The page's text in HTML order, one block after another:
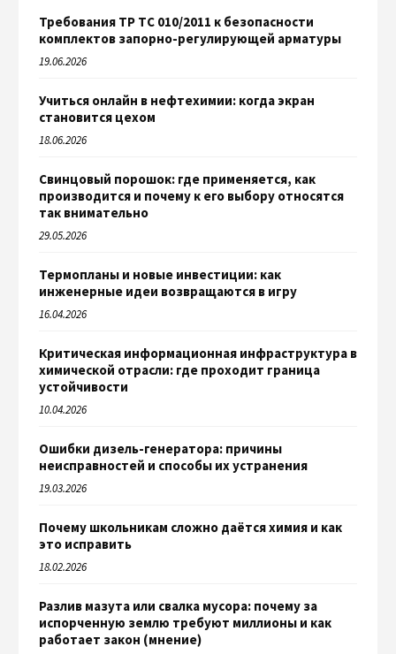
Требования ТР ТС 010/2011 к безопасности
комплектов запорно-регулирующей арматуры
19.06.2026
Учиться онлайн в нефтехимии: когда экран
становится цехом
18.06.2026
Свинцовый порошок: где применяется, как
производится и почему к его выбору относятся
так внимательно
29.05.2026
Термопланы и новые инвестиции: как
инженерные идеи возвращаются в игру
16.04.2026
Критическая информационная инфраструктура в
химической отрасли: где проходит граница
устойчивости
10.04.2026
Ошибки дизель-генератора: причины
неисправностей и способы их устранения
19.03.2026
Почему школьникам сложно даётся химия и как
это исправить
18.02.2026
Разлив мазута или свалка мусора: почему за
испорченную землю требуют миллионы и как
работает закон (мнение)